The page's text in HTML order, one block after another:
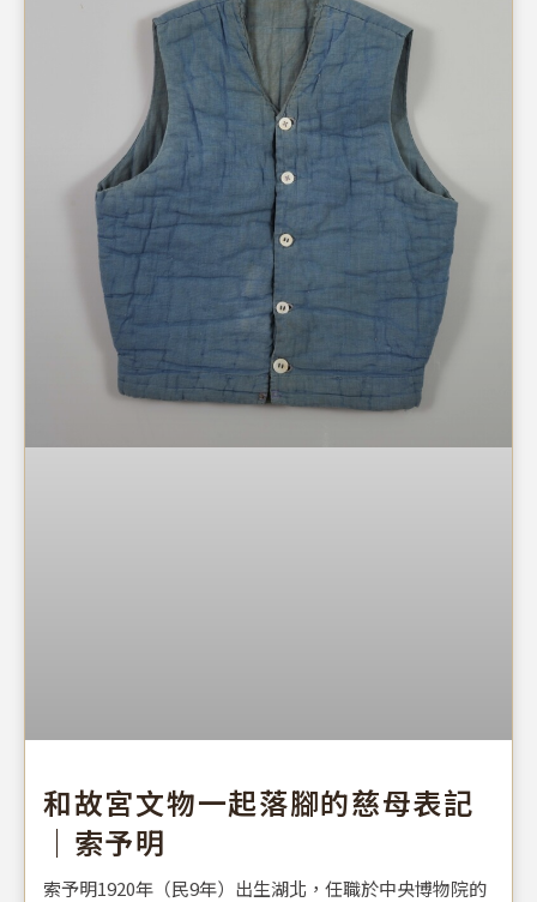
和故宮文物一起落腳的慈母表記
｜索予明
索予明1920年（民9年）出生湖北，任職於中央博物院的